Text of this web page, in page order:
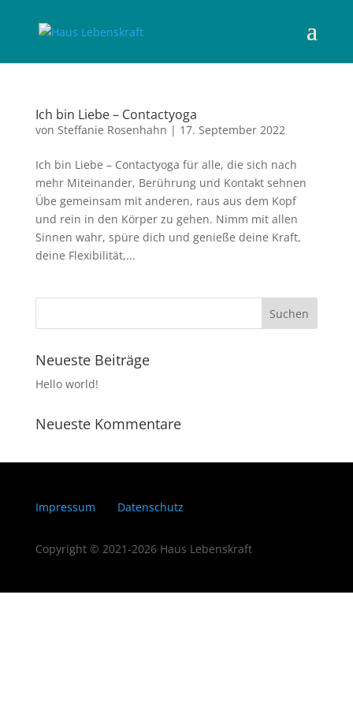
Ich bin Liebe – Contactyoga
von Steffanie Rosenhahn | 17. September 2022
Ich bin Liebe – Contactyoga für alle, die sich nach
mehr Miteinander, Berührung und Kontakt sehnen
Übe gemeinsam mit anderen, raus aus dem Kopf
und rein in den Körper zu gehen. Nimm mit allen
Sinnen wahr, spüre dich und genieße deine Kraft,
deine Flexibilität,...
Neueste Beiträge
Hello world!
Neueste Kommentare
Impressum Datenschutz
Copyright © 2021-2026 Haus Lebenskraft